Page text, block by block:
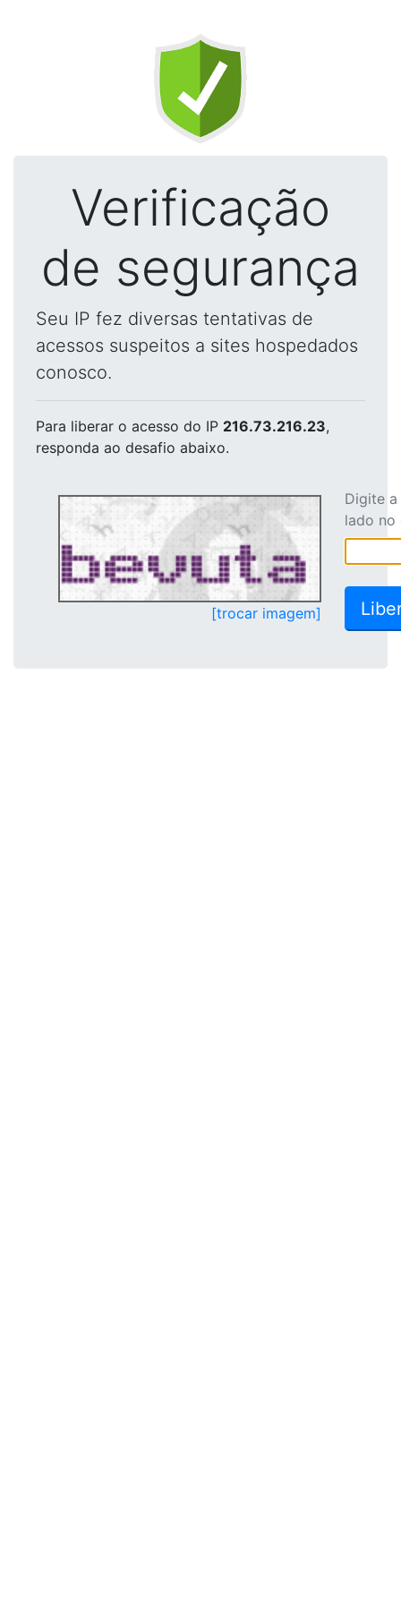
Verificação
de segurança
Seu IP fez diversas tentativas de
acessos suspeitos a sites hospedados
conosco.
Para liberar o acesso do IP 216.73.216.23,
responda ao desafio abaixo.
[trocar imagem]
Digite
lado no